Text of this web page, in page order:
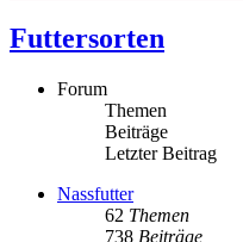
Futtersorten
Forum
Themen
Beiträge
Letzter Beitrag
Nassfutter
62 Themen
738 Beiträge